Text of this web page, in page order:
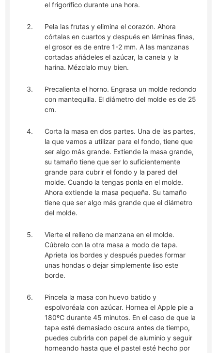
el frigorífico durante una hora.
Pela las frutas y elimina el corazón. Ahora
córtalas en cuartos y después en láminas finas,
el grosor es de entre 1-2 mm. A las manzanas
cortadas añádeles el azúcar, la canela y la
harina. Mézclalo muy bien.
Precalienta el horno. Engrasa un molde redondo
con mantequilla. El diámetro del molde es de 25
cm.
Corta la masa en dos partes. Una de las partes,
la que vamos a utilizar para el fondo, tiene que
ser algo más grande. Extiende la masa grande,
su tamaño tiene que ser lo suficientemente
grande para cubrir el fondo y la pared del
molde. Cuando la tengas ponla en el molde.
Ahora extiende la masa pequeña. Su tamaño
tiene que ser algo más grande que el diámetro
del molde.
Vierte el relleno de manzana en el molde.
Cúbrelo con la otra masa a modo de tapa.
Aprieta los bordes y después puedes formar
unas hondas o dejar simplemente liso este
borde.
Pincela la masa con huevo batido y
espolvoréala con azúcar. Hornea el Apple pie a
180ºC durante 45 minutos. En el caso de que la
tapa esté demasiado oscura antes de tiempo,
puedes cubrirla con papel de aluminio y seguir
horneando hasta que el pastel esté hecho por